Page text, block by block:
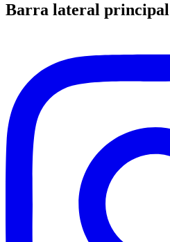
Barra lateral principal